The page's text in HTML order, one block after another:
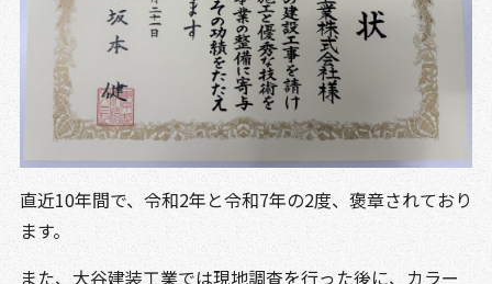
直近10年間で、令和2年と令和7年の2度、褒章されており
ます。
また、大谷建装工業では現地調査を行った後に、カラー